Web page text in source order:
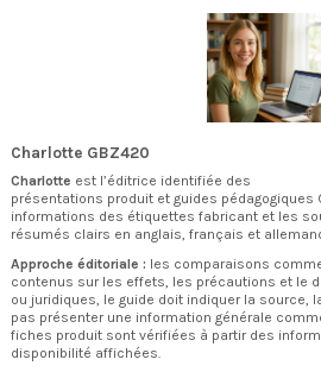
Charlotte GBZ420
Charlotte est l’éditrice identifiée des
présentations produit et guides pédagogiques
informations des étiquettes fabricant et les
résumés clairs en anglais, français et
Approche éditoriale : les comparaisons
contenus sur les effets, les précautions et le
ou juridiques, le guide doit indiquer la source,
pas présenter une information générale
fiches produit sont vérifiées à partir des
disponibilité affichées.